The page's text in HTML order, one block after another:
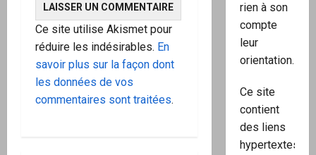
Ce site utilise Akismet pour
réduire les indésirables. En
savoir plus sur la façon dont
les données de vos
commentaires sont traitées.
rien à son
compte
leur
orientation.
Ce site
contient
des liens
hypertextes